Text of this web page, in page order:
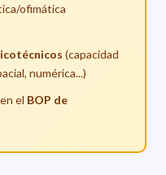
ofimática
(capacidad
numérica...)
el BOP de